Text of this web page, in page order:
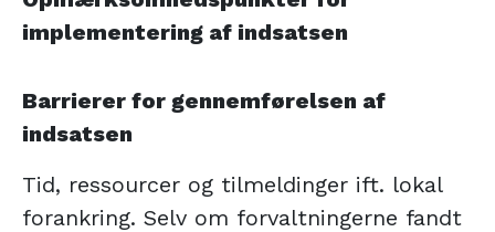
implementering af indsatsen
Barrierer for gennemførelsen af
indsatsen
Tid, ressourcer og tilmeldinger ift. lokal
forankring. Selv om forvaltningerne fandt